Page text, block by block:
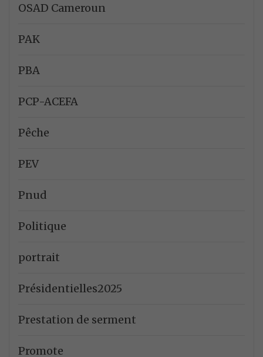
OSAD Cameroun
PAK
PBA
PCP-ACEFA
Pêche
PEV
Pnud
Politique
portrait
Présidentielles2025
Prestation de serment
Promote